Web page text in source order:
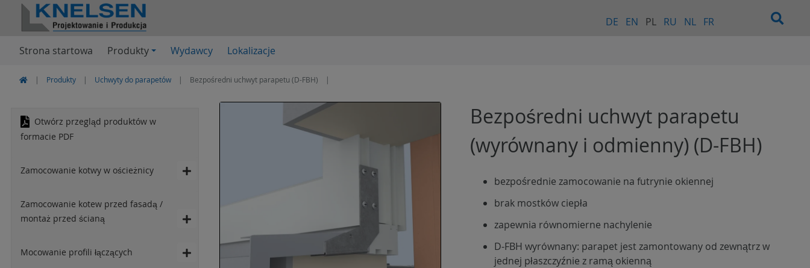
DE EN PL RU NL FR
Strona startowa Produkty Wydawcy Lokalizacje
Produkty Uchwyty do parapetów Bezpośredni uchwyt parapetu (D-FBH)
Otwórz przegląd produktów w
formacie PDF
Zamocowanie kotwy w ościeżnicy
Zamocowanie kotew przed fasadą /
montaż przed ścianą
Mocowanie profili łączących
Bezpośredni uchwyt parapetu
(wyrównany i odmienny) (D-FBH)
bezpośrednie zamocowanie na futrynie okiennej
brak mostków ciepła
zapewnia równomierne nachylenie
D-FBH wyrównany: parapet jest zamontowany od zewnątrz w
jednej płaszczyźnie z ramą okienną